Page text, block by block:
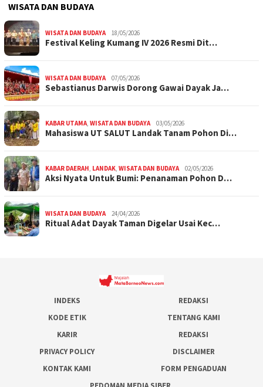
WISATA DAN BUDAYA
WISATA DAN BUDAYA 18/05/2026
Festival Keling Kumang IV 2026 Resmi Dit…
WISATA DAN BUDAYA 07/05/2026
Sebastianus Darwis Dorong Gawai Dayak Ja…
KABAR UTAMA, WISATA DAN BUDAYA 03/05/2026
Mahasiswa UT SALUT Landak Tanam Pohon Di…
KABAR DAERAH, LANDAK, WISATA DAN BUDAYA 02/05/2026
Aksi Nyata Untuk Bumi: Penanaman Pohon D…
WISATA DAN BUDAYA 24/04/2026
Ritual Adat Dayak Taman Digelar Usai Kec…
INDEKS
REDAKSI
KODE ETIK
TENTANG KAMI
KARIR
REDAKSI
PRIVACY POLICY
DISCLAIMER
KONTAK KAMI
FORM PENGADUAN